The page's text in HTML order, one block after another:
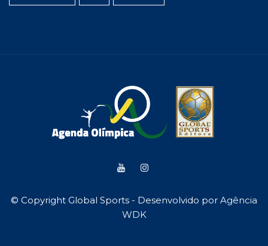
© Copyright Global Sports - Desenvolvido por Agência
WDK